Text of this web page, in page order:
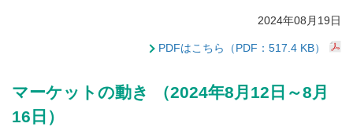
2024年08月19日
PDFはこちら（PDF：517.4 KB）
マーケットの動き （2024年8月12日～8月
16日）